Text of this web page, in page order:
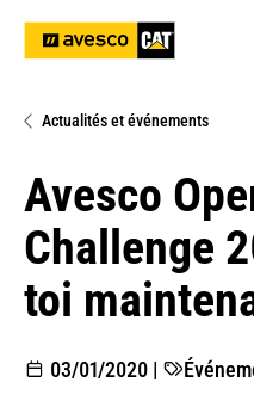
Actualités et événements
Avesco
Challenge
toi
03/01/2020 |